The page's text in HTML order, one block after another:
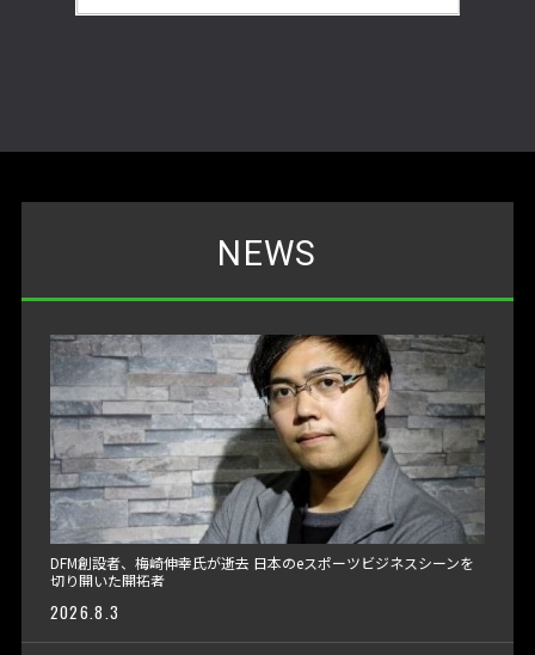
NEWS
DFM創設者、梅崎伸幸氏が逝去 日本のeスポーツビジネスシーンを
切り開いた開拓者
2026.8.3